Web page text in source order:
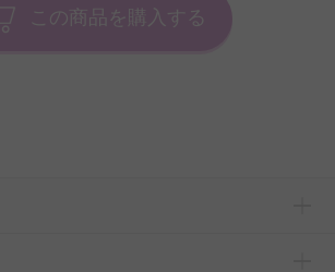
この商品を購入する